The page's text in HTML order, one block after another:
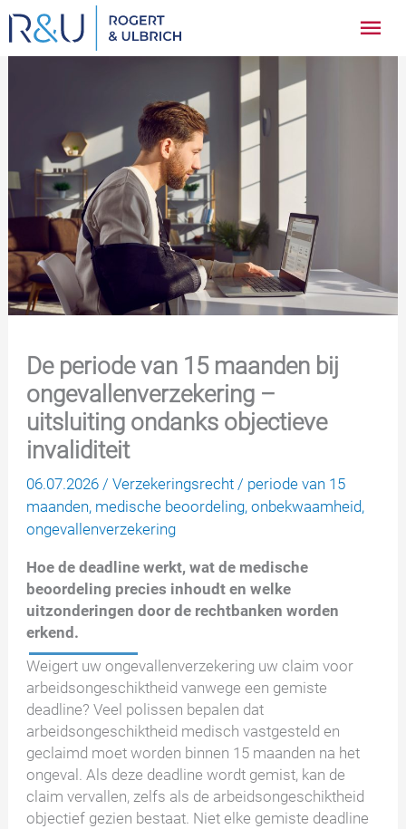
Ga
naar
inhoud
De periode van 15 maanden bij
ongevallenverzekering –
uitsluiting ondanks objectieve
invaliditeit
06.07.2026/Verzekeringsrecht / periode van 15
maanden, medische beoordeling,onbekwaamheid,
ongevallenverzekering
Hoe de deadline werkt, wat de medische
beoordeling precies inhoudt en welke
uitzonderingen door de rechtbanken worden
erkend.
Weigert uw ongevallenverzekering uw claim voor
arbeidsongeschiktheid vanwege een gemiste
deadline? Veel polissen bepalen dat
arbeidsongeschiktheid medisch vastgesteld en
geclaimd moet worden binnen 15 maanden na het
ongeval. Als deze deadline wordt gemist, kan de
claim vervallen, zelfs als de arbeidsongeschiktheid
objectief gezien bestaat. Niet elke gemiste deadline